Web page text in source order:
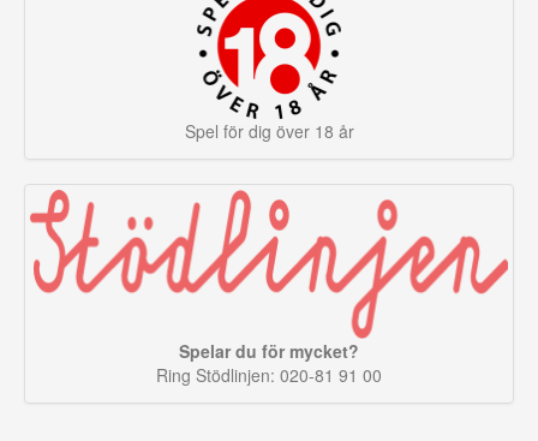
Spel för dig över 18 år
Spelar du för mycket?
Ring Stödlinjen: 020-81 91 00